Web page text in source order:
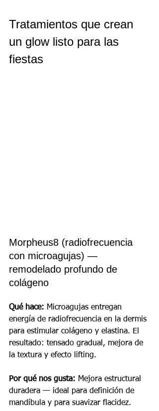
Tratamientos que crean
un glow listo para las
fiestas
Morpheus8 (radiofrecuencia
con microagujas) —
remodelado profundo de
colágeno
Qué hace: Microagujas entregan
energía de radiofrecuencia en la dermis
para estimular colágeno y elastina. El
resultado: tensado gradual, mejora de
la textura y efecto lifting.
Por qué nos gusta: Mejora estructural
duradera — ideal para definición de
mandíbula y para suavizar flacidez.